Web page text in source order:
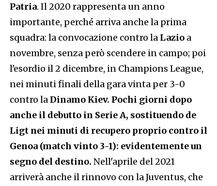
Patria. Il 2020 rappresenta un anno
importante, perché arriva anche la prima
squadra: la convocazione contro la Lazio a
novembre, senza però scendere in campo; poi
l'esordio il 2 dicembre, in Champions League,
nei minuti finali della gara vinta per 3-0
contro laDinamo Kiev. Pochi giorni dopo
anche il debutto in Serie A, sostituendo de
Ligt nei minuti di recupero proprio contro il
Genoa (match vinto 3-1): evidentemente un
segno del destino. Nell'aprile del 2021
arriverà anche il rinnovo con la Juventus, che